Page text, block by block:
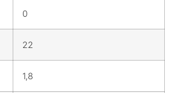
0
22
1,8